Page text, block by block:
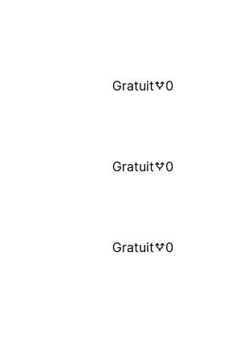
Gratuit 0
Gratuit 0
Gratuit 0